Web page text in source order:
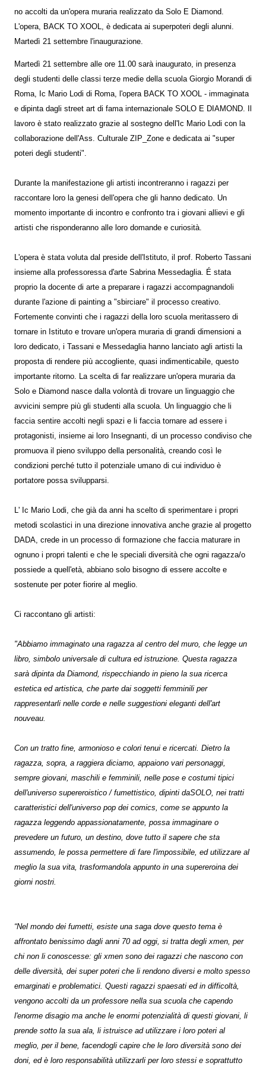
no accolti da un'opera muraria realizzato da Solo E Diamond.
L'opera, BACK TO XOOL, è dedicata ai superpoteri degli alunni.
Martedì 21 settembre l'inaugurazione.
Martedì 21 settembre alle ore 11.00 sarà inaugurato, in presenza
degli studenti delle classi terze medie della scuola Giorgio Morandi di
Roma, Ic Mario Lodi di Roma, l'opera BACK TO XOOL - immaginata
e dipinta dagli street art di fama internazionale SOLO E DIAMOND. Il
lavoro è stato realizzato grazie al sostegno dell'Ic Mario Lodi con la
collaborazione dell'Ass. Culturale ZIP_Zone e dedicata ai "super
poteri degli studenti".
Durante la manifestazione gli artisti incontreranno i ragazzi per
raccontare loro la genesi dell'opera che gli hanno dedicato. Un
momento importante di incontro e confronto tra i giovani allievi e gli
artisti che risponderanno alle loro domande e curiosità.
L'opera è stata voluta dal preside dell'Istituto, il prof. Roberto Tassani
insieme alla professoressa d'arte Sabrina Messedaglia. É stata
proprio la docente di arte a preparare i ragazzi accompagnandoli
durante l'azione di painting a "sbirciare" il processo creativo.
Fortemente convinti che i ragazzi della loro scuola meritassero di
tornare in Istituto e trovare un'opera muraria di grandi dimensioni a
loro dedicato, i Tassani e Messedaglia hanno lanciato agli artisti la
proposta di rendere più accogliente, quasi indimenticabile, questo
importante ritorno. La scelta di far realizzare un'opera muraria da
Solo e Diamond nasce dalla volontà di trovare un linguaggio che
avvicini sempre più gli studenti alla scuola. Un linguaggio che li
faccia sentire accolti negli spazi e li faccia tornare ad essere i
protagonisti, insieme ai loro Insegnanti, di un processo condiviso che
promuova il pieno sviluppo della personalità, creando così le
condizioni perché tutto il potenziale umano di cui individuo è
portatore possa svilupparsi.
L' Ic Mario Lodi, che già da anni ha scelto di sperimentare i propri
metodi scolastici in una direzione innovativa anche grazie al progetto
DADA, crede in un processo di formazione che faccia maturare in
ognuno i propri talenti e che le speciali diversità che ogni ragazza/o
possiede a quell'età, abbiano solo bisogno di essere accolte e
sostenute per poter fiorire al meglio.
Ci raccontano gli artisti:
"Abbiamo immaginato una ragazza al centro del muro, che legge un
libro, simbolo universale di cultura ed istruzione. Questa ragazza
sarà dipinta da Diamond, rispecchiando in pieno la sua ricerca
estetica ed artistica, che parte dai soggetti femminili per
rappresentarli nelle corde e nelle suggestioni eleganti dell'art
nouveau.
Con un tratto fine, armonioso e colori tenui e ricercati. Dietro la
ragazza, sopra, a raggiera diciamo, appaiono vari personaggi,
sempre giovani, maschili e femminili, nelle pose e costumi tipici
dell'universo supereroistico / fumettistico, dipinti daSOLO, nei tratti
caratteristici dell'universo pop dei comics, come se appunto la
ragazza leggendo appassionatamente, possa immaginare o
prevedere un futuro, un destino, dove tutto il sapere che sta
assumendo, le possa permettere di fare l'impossibile, ed utilizzare al
meglio la sua vita, trasformandola appunto in una supereroina dei
giorni nostri.
“Nel mondo dei fumetti, esiste una saga dove questo tema è
affrontato benissimo dagli anni 70 ad oggi, si tratta degli xmen, per
chi non li conoscesse: gli xmen sono dei ragazzi che nascono con
delle diversità, dei super poteri che li rendono diversi e molto spesso
emarginati e problematici. Questi ragazzi spaesati ed in difficoltà,
vengono accolti da un professore nella sua scuola che capendo
l'enorme disagio ma anche le enormi potenzialità di questi giovani, li
prende sotto la sua ala, li istruisce ad utilizzare i loro poteri al
meglio, per il bene, facendogli capire che le loro diversità sono dei
doni, ed è loro responsabilità utilizzarli per loro stessi e soprattutto